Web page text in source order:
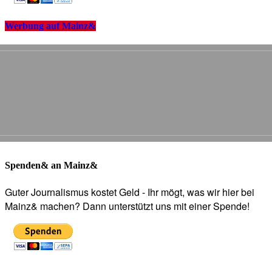
Werbung auf Mainz&
Spenden& an Mainz&
Guter Journalismus kostet Geld - Ihr mögt, was wir hier bei
Mainz& machen? Dann unterstützt uns mit einer Spende!